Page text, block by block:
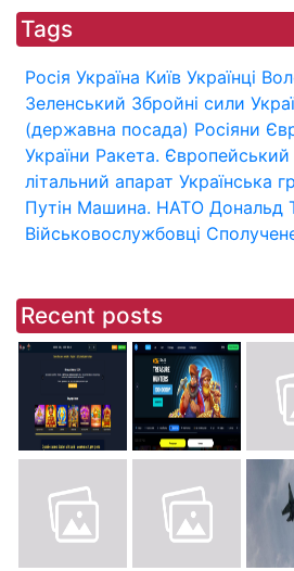
Tags
Росія Україна Київ Українці
Зеленський Збройні сили
(державна посада) Росіяни
України Ракета.
літальний апарат Українська
Путін Машина. НАТО Дональд
Військовослужбовці
Recent posts